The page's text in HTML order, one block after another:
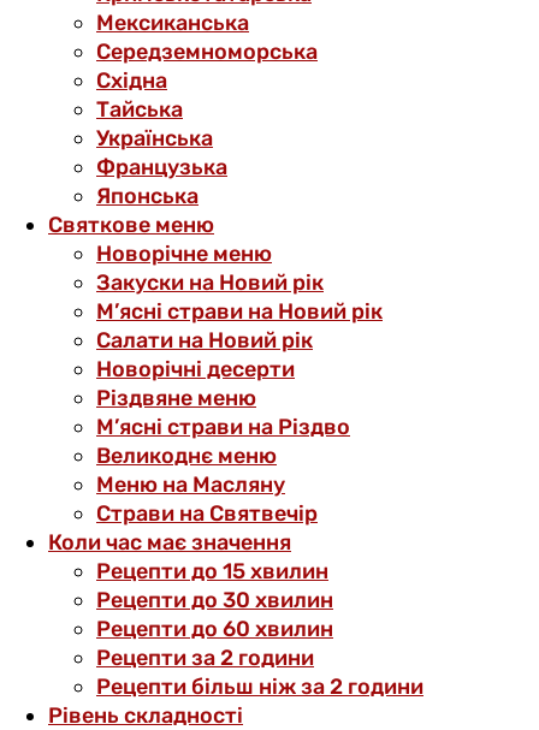
Мексиканська
Середземноморська
Східна
Тайська
Українська
Французька
Японська
Святкове меню
Новорічне меню
Закуски на Новий рік
М’ясні страви на Новий рік
Салати на Новий рік
Новорічні десерти
Різдвяне меню
М’ясні страви на Різдво
Великоднє меню
Меню на Масляну
Страви на Святвечір
Коли час має значення
Рецепти до 15 хвилин
Рецепти до 30 хвилин
Рецепти до 60 хвилин
Рецепти за 2 години
Рецепти більш ніж за 2 години
Рівень складності